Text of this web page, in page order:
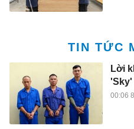
TIN TỨC
Lời
'Sky'
00:06